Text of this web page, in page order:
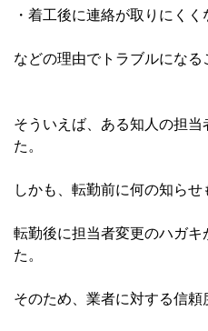
・着工後に連絡が取りにくく
などの理由でトラブルになる
そういえば、ある知人の担
た。
しかも、転勤前に何の知らせ
転勤後に担当者変更のハガ
た。
そのため、業者に対する信頼